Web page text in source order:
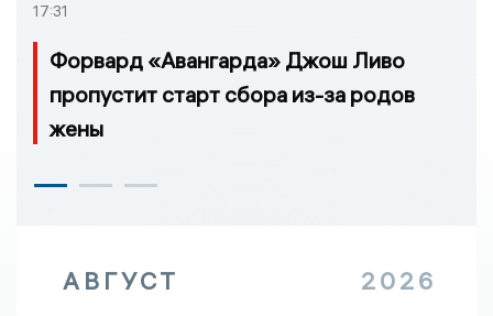
17:31
Форвард «Авангарда» Джош Ливо
пропустит старт сбора из-за родов
жены
АВГУСТ 2026